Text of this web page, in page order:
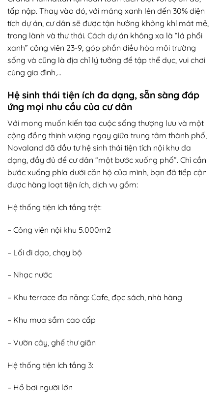
tấp nập. Thay vào đó, với mảng xanh lên đến 30% diện
tích dự án, cư dân sẽ được tận hưởng không khí mát mẻ,
trong lành và thư thái. Cách dự án không xa là “lá phổi
xanh” công viên 23-9, góp phần điều hòa môi trường
sống và cũng là địa chỉ lý tưởng để tập thể dục, vui chơi
cùng gia đình,…
Hệ sinh thái tiện ích đa dạng, sẵn sàng đáp
ứng mọi nhu cầu của cư dân
Với mong muốn kiến tạo cuộc sống thượng lưu và một
cộng đồng thịnh vượng ngay giữa trung tâm thành phố,
Novaland đã đầu tư hệ sinh thái tiện tích nội khu đa
dạng, đầy đủ để cư dân “một bước xuống phố”. Chỉ cần
bước xuống phía dưới căn hộ của mình, bạn đã tiếp cận
được hàng loạt tiện ích, dịch vụ gồm:
Hệ thống tiện ích tầng trệt:
– Công viên nội khu 5.000m2
– Lối đi dạo, chạy bộ
– Nhạc nước
– Khu terrace đa năng: Cafe, đọc sách, nhà hàng
– Khu mua sắm cao cấp
– Vườn cây, ghế thư giãn
Hệ thống tiện ích tầng 3:
– Hồ bơi người lớn